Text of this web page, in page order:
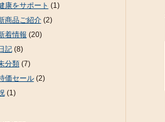
康をサポート (1)
商品ご紹介(2)
着情報 (20)
記(8)
分類(7)
価セール(2)
(1)